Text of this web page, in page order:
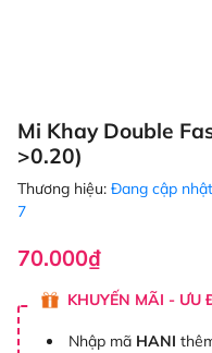
Mi Khay Double
>0.20)
Thương hiệu: Đang cập nhật
7
70.000₫
KHUYẾN MÃI - ƯU
Nhập mã HANI